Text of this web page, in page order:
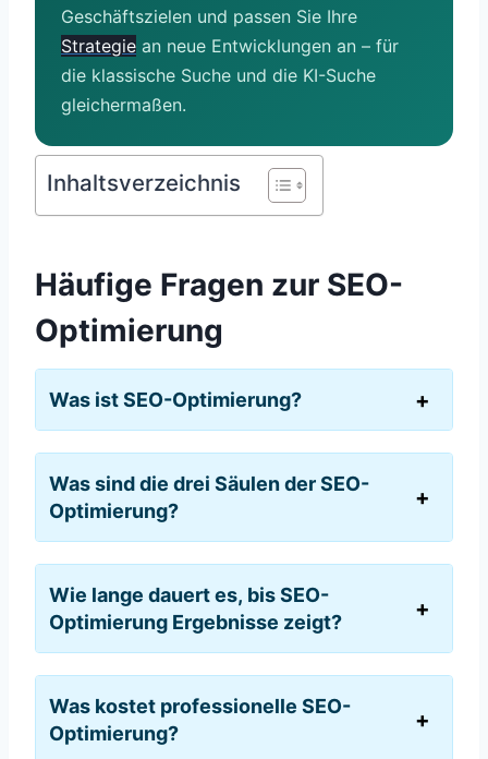
Geschäftszielen und passen Sie Ihre
Strategie an neue Entwicklungen an – für
die klassische Suche und die KI-Suche
gleichermaßen.
Inhaltsverzeichnis
Häufige Fragen zur SEO-
Optimierung
Was ist SEO-Optimierung?
Was sind die drei Säulen der SEO-
Optimierung?
Wie lange dauert es, bis SEO-
Optimierung Ergebnisse zeigt?
Was kostet professionelle SEO-
Optimierung?